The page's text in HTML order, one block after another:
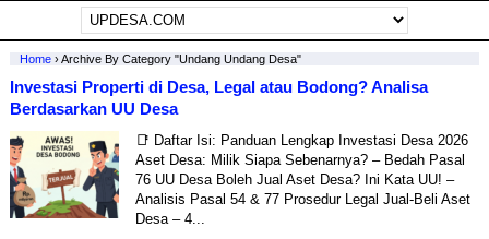
Home›Archive By Category "undang Undang Desa"
Investasi Properti di Desa, Legal atau Bodong? Analisa
Berdasarkan UU Desa
📑 Daftar Isi: Panduan Lengkap Investasi Desa 2026
Aset Desa: Milik Siapa Sebenarnya? – Bedah Pasal
76 UU Desa Boleh Jual Aset Desa? Ini Kata UU! –
Analisis Pasal 54 & 77 Prosedur Legal Jual-Beli Aset
Desa – 4...